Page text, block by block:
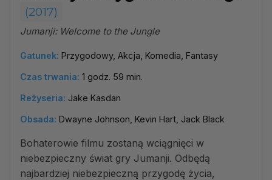
(2017)
Jumanji: Welcome to the Jungle
Gatunek: Przygodowy, Akcja, Komedia, Fantasy
Czas trwania: 1 godz. 59 min.
Reżyseria: Jake Kasdan
Obsada: Dwayne Johnson, Kevin Hart, Jack Black
Bohaterowie filmu zostaną wciągnięci w
niebezpieczny świat gry Jumanji. Odbędą
najbardziej niebezpieczną przygodę życia,